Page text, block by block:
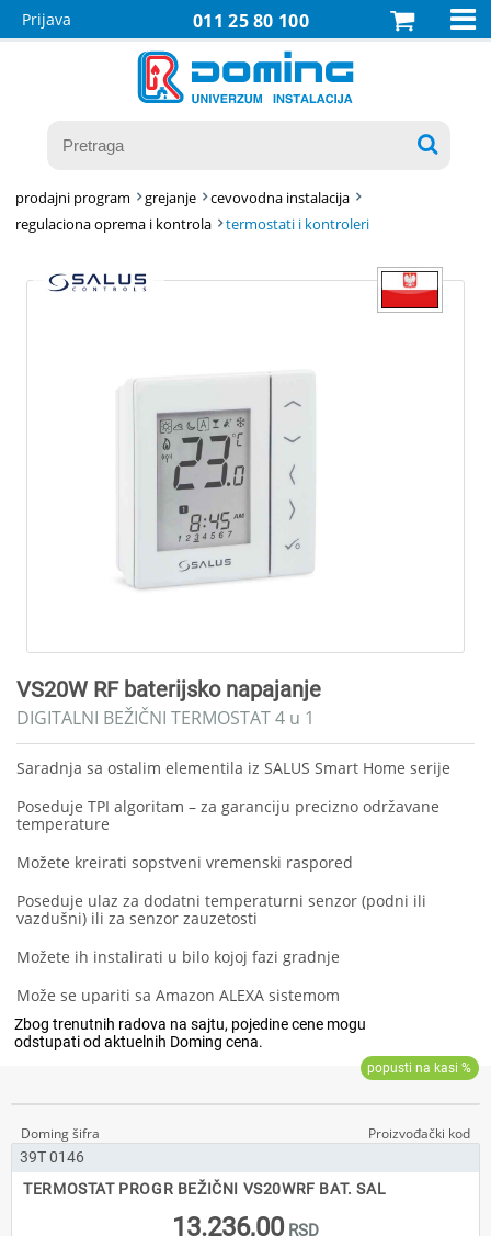
011 25 80 100
Prijava 

prodajni program grejanje
cevovodna instalacija
regulaciona oprema i kontrola
termostati i kontroleri
VS20W RF baterijsko napajanje
DIGITALNI BEŽIČNI TERMOSTAT 4 u 1
Saradnja sa ostalim elementila iz SALUS Smart Home serije
Poseduje TPI algoritam – za garanciju precizno održavane
temperature
Možete kreirati sopstveni vremenski raspored
Poseduje ulaz za dodatni temperaturni senzor (podni ili
vazdušni) ili za senzor zauzetosti
Možete ih instalirati u bilo kojoj fazi gradnje
Može se upariti sa Amazon ALEXA sistemom
39T 0146
TERMOSTAT PROGR BEŽIČNI VS20WRF BAT. SAL
13.236,00